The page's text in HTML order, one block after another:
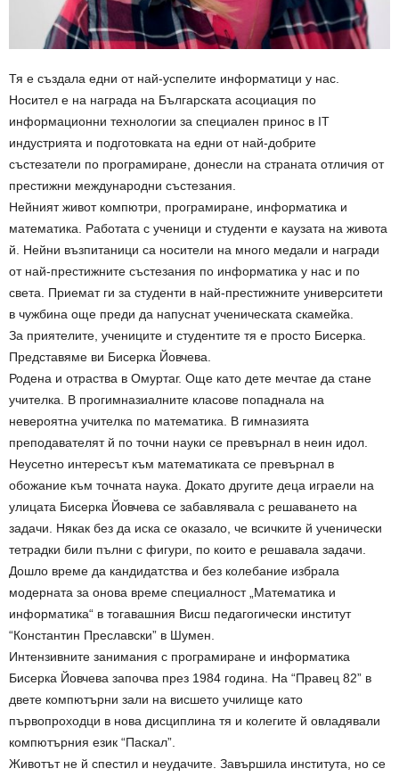
Тя е създала едни от най-успелите информатици у нас.
Носител е на награда на Българската асоциация по
информационни технологии за специален принос в IT
индустрията и подготовката на едни от най-добрите
състезатели по програмиране, донесли на страната отличия от
престижни международни състезания.
Нейният живот компютри, програмиране, информатика и
математика. Работата с ученици и студенти е каузата на живота
й. Нейни възпитаници са носители на много медали и награди
от най-престижните състезания по информатика у нас и по
света. Приемат ги за студенти в най-престижните университети
в чужбина още преди да напуснат ученическата скамейка.
За приятелите, учениците и студентите тя е просто Бисерка.
Представяме ви Бисерка Йовчева.
Родена и отраства в Омуртаг. Още като дете мечтае да стане
учителка. В прогимназиалните класове попаднала на
невероятна учителка по математика. В гимназията
преподавателят й по точни науки се превърнал в неин идол.
Неусетно интересът към математиката се превърнал в
обожание към точната наука. Докато другите деца играели на
улицата Бисерка Йовчева се забавлявала с решаването на
задачи. Някак без да иска се оказало, че всичките й ученически
тетрадки били пълни с фигури, по които е решавала задачи.
Дошло време да кандидатства и без колебание избрала
модерната за онова време специалност „Математика и
информатика“ в тогавашния Висш педагогически институт
“Константин Преславски” в Шумен.
Интензивните занимания с програмиране и информатика
Бисерка Йовчева започва през 1984 година. На “Правец 82” в
двете компютърни зали на висшето училище като
първопроходци в нова дисциплина тя и колегите й овладявали
компютърния език “Паскал”.
Животът не й спестил и неудачите. Завършила института, но се